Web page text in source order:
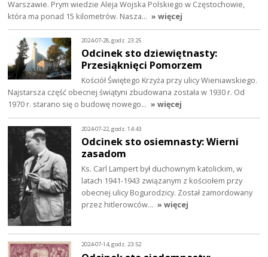
Warszawie. Prym wiedzie Aleja Wojska Polskiego w Częstochowie,
która ma ponad 15 kilometrów. Nasza… » więcej
2024-07-28, godz. 23:25
Odcinek sto dziewiętnasty:
Przesiąknięci Pomorzem
Kościół Świętego Krzyża przy ulicy Wieniawskiego.
Najstarsza część obecnej świątyni zbudowana została w 1930 r. Od
1970 r. starano się o budowę nowego… » więcej
2024-07-22, godz. 14:43
Odcinek sto osiemnasty: Wierni
zasadom
Ks. Carl Lampert był duchownym katolickim, w
latach 1941-1943 związanym z kościołem przy
obecnej ulicy Bogurodzicy. Został zamordowany
przez hitlerowców… » więcej
2024-07-14, godz. 23:52